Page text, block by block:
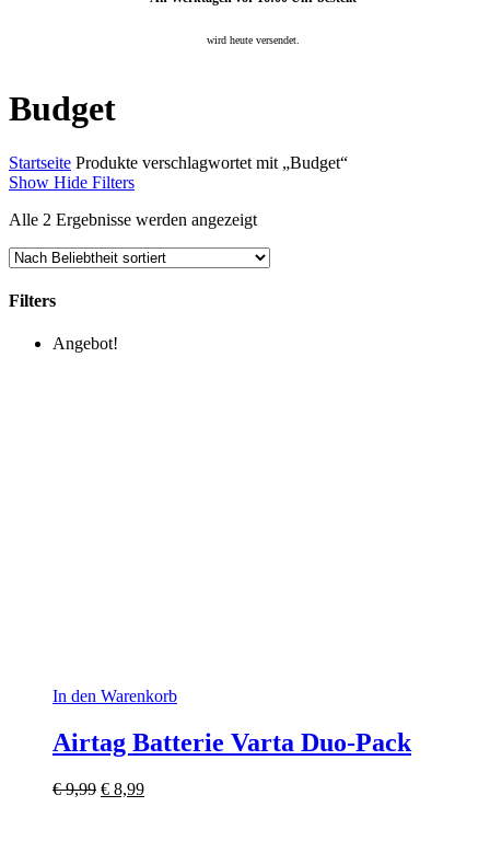
wird heute versendet.
Budget
Startseite Produkte verschlagwortet mit „Budget“
Show Hide Filters
Alle 2 Ergebnisse werden angezeigtNach
sortiert
Filters
Close
Angebot!
In den Warenkorb
Airtag Batterie Varta Duo-Pack
€9,99 Ursprünglicher
€ 8,99Aktueller